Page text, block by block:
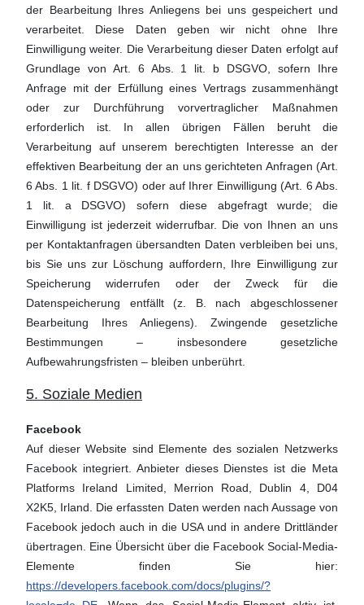
der Bearbeitung Ihres Anliegens bei uns gespeichert und
verarbeitet. Diese Daten geben wir nicht ohne Ihre
Einwilligung weiter. Die Verarbeitung dieser Daten erfolgt auf
Grundlage von Art. 6 Abs. 1 lit. b DSGVO, sofern Ihre
Anfrage mit der Erfüllung eines Vertrags zusammenhängt
oder zur Durchführung vorvertraglicher Maßnahmen
erforderlich ist. In allen übrigen Fällen beruht die
Verarbeitung auf unserem berechtigten Interesse an der
effektiven Bearbeitung der an uns gerichteten Anfragen (Art.
6 Abs. 1 lit. f DSGVO) oder auf Ihrer Einwilligung (Art. 6 Abs.
1 lit. a DSGVO) sofern diese abgefragt wurde; die
Einwilligung ist jederzeit widerrufbar. Die von Ihnen an uns
per Kontaktanfragen übersandten Daten verbleiben bei uns,
bis Sie uns zur Löschung auffordern, Ihre Einwilligung zur
Speicherung widerrufen oder der Zweck für die
Datenspeicherung entfällt (z. B. nach abgeschlossener
Bearbeitung Ihres Anliegens). Zwingende gesetzliche
Bestimmungen – insbesondere gesetzliche
Aufbewahrungsfristen – bleiben unberührt.
5. Soziale Medien
Facebook
Auf dieser Website sind Elemente des sozialen Netzwerks
Facebook integriert. Anbieter dieses Dienstes ist die Meta
Platforms Ireland Limited, Merrion Road, Dublin 4, D04
X2K5, Irland. Die erfassten Daten werden nach Aussage von
Facebook jedoch auch in die USA und in andere Drittländer
übertragen. Eine Übersicht über die Facebook Social-Media-
Elemente finden Sie hier:
https://developers.facebook.com/docs/plugins/?